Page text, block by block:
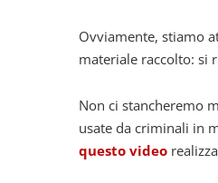
Ovviamente, stiamo
materiale raccolto: si
Non ci stancheremo
usate da criminali in
questo video